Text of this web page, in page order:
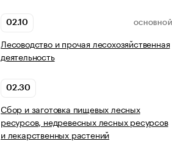
02.10 ОСНОВНОЙ
Лесоводство и прочая лесохозяйственная
деятельность
02.30
Сбор и заготовка пищевых лесных
ресурсов, недревесных лесных ресурсов
и лекарственных растений